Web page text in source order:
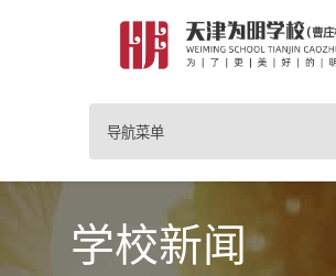
导航菜单
学校新闻